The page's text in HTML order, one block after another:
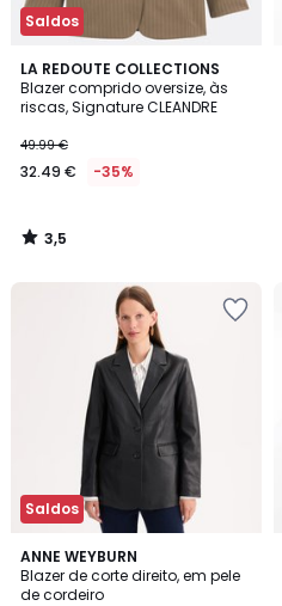
Saldos
LA REDOUTE COLLECTIONS
Blazer comprido oversize, às
riscas, Signature CLEANDRE
49.99 €
32.49 € -35%
3,5
/ 5
3,5
/
Saldos
ANNE WEYBURN
Blazer de corte direito, em pele
de cordeiro
4,6
/ 5